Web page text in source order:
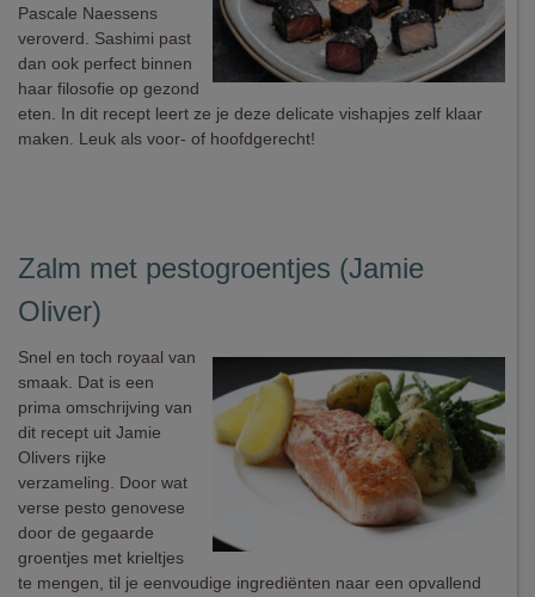
Pascale Naessens
veroverd. Sashimi past
dan ook perfect binnen
haar filosofie op gezond
eten. In dit recept leert ze je deze delicate vishapjes zelf klaar
maken. Leuk als voor- of hoofdgerecht!
Zalm met pestogroentjes (Jamie
Oliver)
Snel en toch royaal van
smaak. Dat is een
prima omschrijving van
dit recept uit Jamie
Olivers rijke
verzameling. Door wat
verse pesto genovese
door de gegaarde
groentjes met krieltjes
te mengen, til je eenvoudige ingrediënten naar een opvallend